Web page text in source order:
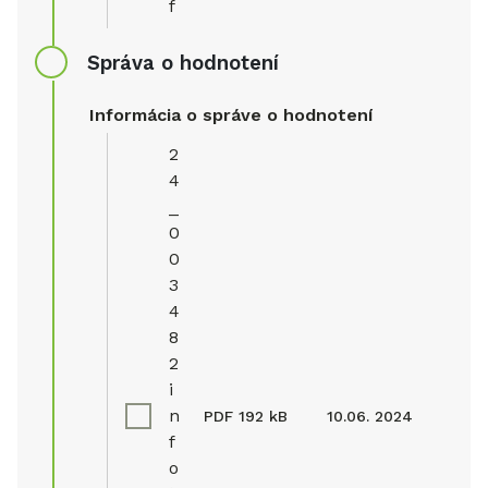
f
Správa o hodnotení
Informácia o správe o hodnotení
2
4
0
0
3
4
8
2
i
n
f
o
PDF 192 kB 10.06. 2024